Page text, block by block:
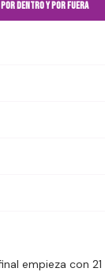
dentro y por fuera
empieza con